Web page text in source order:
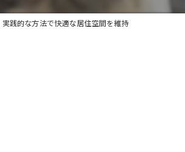
践的な方法で快適な居住空間を維持